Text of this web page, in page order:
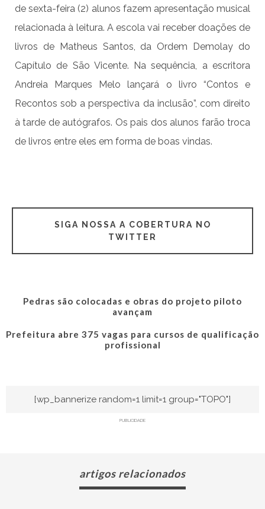
de sexta-feira (2) alunos fazem apresentação musical
relacionada à leitura. A escola vai receber doações de
livros de Matheus Santos, da Ordem Demolay do
Capítulo de São Vicente. Na sequência, a escritora
Andreia Marques Melo lançará o livro “Contos e
Recontos sob a perspectiva da inclusão”, com direito
à tarde de autógrafos. Os pais dos alunos farão troca
de livros entre eles em forma de boas vindas.
SIGA NOSSA A COBERTURA NO
TWITTER
Pedras são colocadas e obras do projeto piloto
avançam
Prefeitura abre 375 vagas para cursos de qualificação
profissional
[wp_bannerize random=1 limit=1 group="TOPO"]
PUBLICIDADE
artigos relacionados